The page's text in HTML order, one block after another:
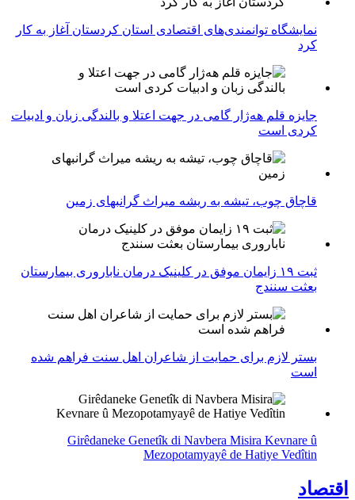
نمایشگاه توانمندی‌های اقتصادی استان کردستان آغاز به کار
کرد
جایزه قلم هه‌ژار گامی در جهت اعتلا و بالندگی زبان و ادبیات
کردی است
قاچاق چوب، تیشه به ریشه میراث گرانبهای زمین
ثبت ۱۹ زایمان موفق در کلینیک درمان ناباروری بیمارستان
بعثت سنندج
بستر لازم برای حمایت از شاعران اهل سنت فراهم شده
است
Girêdaneke Genetîk di Navbera Misira Kevnare û
Mezopotamyayê de Hatiye Vedîtin
اقتصاد